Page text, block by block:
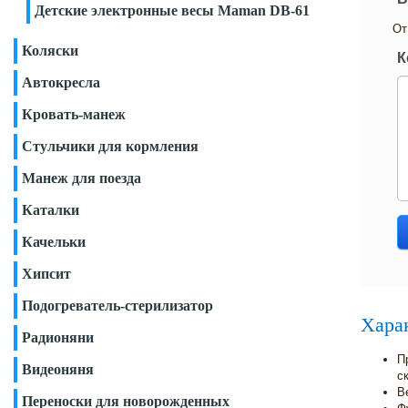
От
Детские электронные весы Maman DB-61
Коляски
Автокресла
Кровать-манеж
Стульчики для кормления
Манеж для поезда
Каталки
Качельки
Хипсит
Подогреватель-стерилизатор
Радионяни
Видеоняня
Переноски для новорожденных